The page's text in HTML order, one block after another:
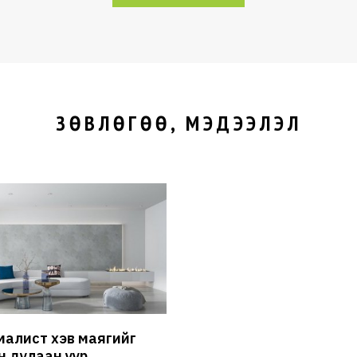
ЗӨВЛӨГӨӨ, МЭДЭЭЛЭЛ
хэв маягийг